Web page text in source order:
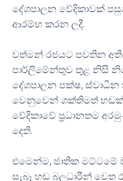
දේශපාලන වේදිකාවක්
ආරම්භ කරන ලදී.
වත්මන් රජයට පවතින
පාර්ලිමේන්තුව තුළ නිසි
දේශපාලන පක්ෂ,
වෙනුවෙන් ශක්තිමත් හඬක්
වේදිකාවේ ප්‍රධානතම
දෙති.
එමෙන්ම, ජාතික මට්ටමේ
සැබෑ හඬ බලධාරීන් වෙත